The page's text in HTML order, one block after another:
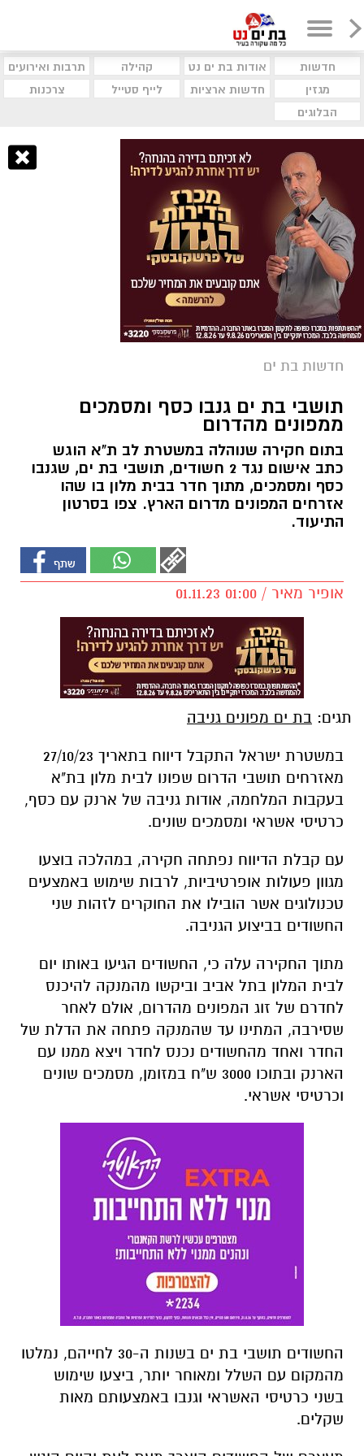
חדשות אודות בת ים נט קהילה
תרבות ואירועים
מגזין
חדשות ארציות לייף סטייל
צרכנות
הבלוגים
חדשות בת ים
תושבי בת ים גנבו כסף ומסמכים
ממפונים מהדרום
בתום חקירה שנוהלה במשטרת לב ת"א הוגש
כתב אישום נגד 2 חשודים, תושבי בת ים, שגנבו
כסף ומסמכים, מתוך חדר בבית מלון בו שהו
אזרחים המפונים מדרום הארץ. צפו בסרטון
התיעוד.
אופיר מאיר / 01:00 01.11.23
תגים: בת ים מפונים גניבה
במשטרת ישראל התקבל דיווח בתאריך 27/10/23
מאזרחים תושבי הדרום שפונו לבית מלון בת"א
בעקבות המלחמה, אודות גניבה של ארנק עם כסף,
כרטיסי אשראי ומסמכים שונים.
עם קבלת הדיווח נפתחה חקירה, במהלכה בוצעו
מגוון פעולות אופרטיביות, לרבות שימוש באמצעים
טכנולוגים אשר הובילו את החוקרים לזהות שני
החשודים בביצוע הגניבה.
מתוך החקירה עלה כי, החשודים הגיעו באותו יום
לבית המלון בתל אביב וביקשו מהמנקה להיכנס
לחדרם של זוג המפונים מהדרום, אולם לאחר
שסירבה, המתינו עד שהמנקה פתחה את הדלת של
החדר ואחד מהחשודים נכנס לחדר ויצא ממנו עם
הארנק ובתוכו 3000 ש"ח במזומן, מסמכים שונים
וכרטיסי אשראי.
החשודים תושבי בת ים בשנות ה-30 לחייהם, נמלטו
מהמקום עם השלל ומאוחר יותר, ביצעו שימוש
בשני כרטיסי האשראי וגנבו באמצעותם מאות
שקלים.